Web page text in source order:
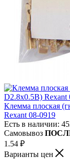
Клемма плоская
Rexant 08-0919
Есть в наличии:
Самовывоз
1.54 ₽
Варианты цен